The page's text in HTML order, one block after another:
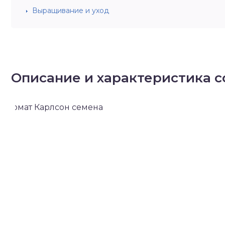
Выращивание и уход
Описание и характеристика